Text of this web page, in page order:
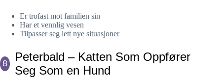
Er trofast mot familien sin
Har et vennlig vesen
Tilpasser seg lett nye situasjoner
8
Peterbald – Katten Som Oppfører
Seg Som en Hund